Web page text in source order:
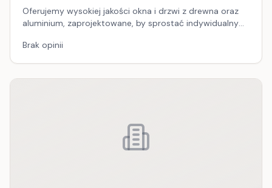
Oferujemy wysokiej jakości okna i drzwi z drewna oraz
aluminium, zaprojektowane, by sprostać indywidualnym
estetykę z funkcjonalnością, zapewniając trwałość i
Brak opinii